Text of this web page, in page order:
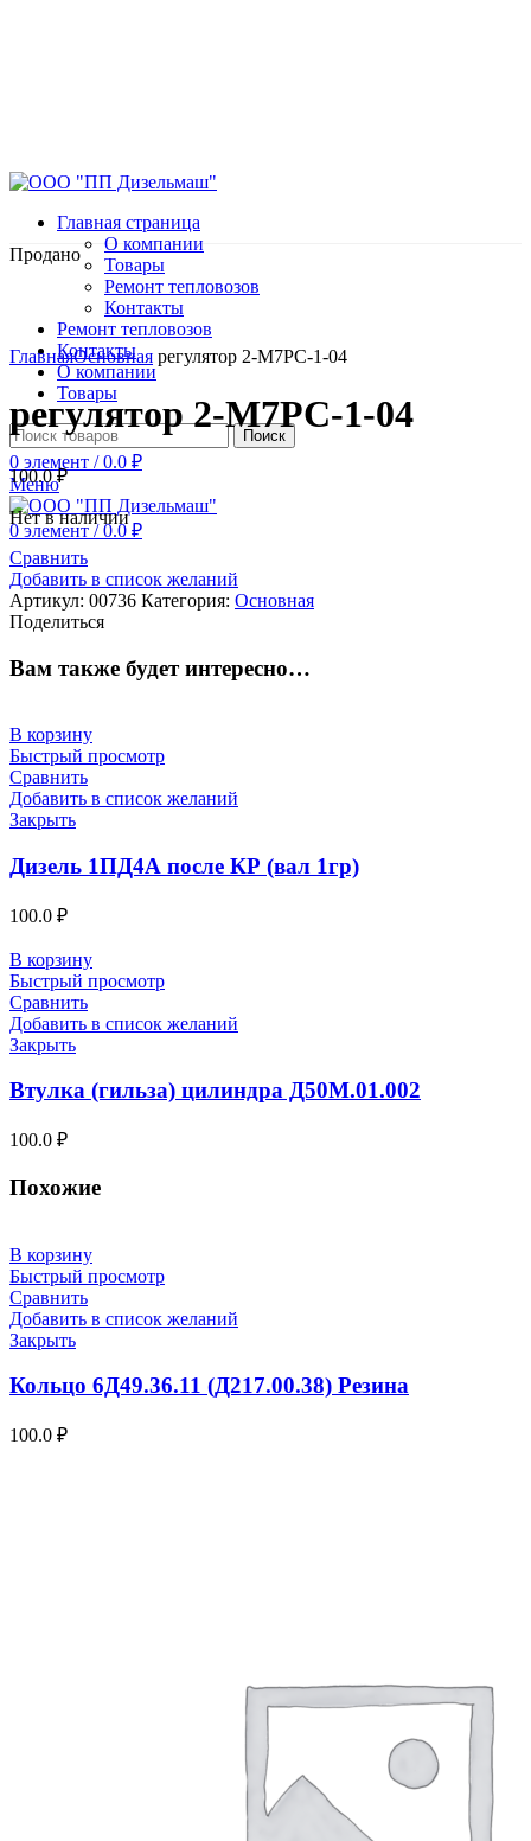
Главная страница
О компании
Товары
Ремонт тепловозов
Контакты
Ремонт тепловозов
Контакты
О компании
Товары
Поиск
0 элемент / 0.0 ₽
Меню
0элемент / 0.0₽
Продано
Нажмите, чтобы увеличить
ГлавнаяОсновная регулятор 2-М7РС-1-04
регулятор 2-М7РС-1-04
100.0₽
Нет в наличии
Сравнить
Добавить в список желаний
Артикул: 00736 Категория: Основная
Поделиться
Вам также будет интересно…
В корзину
Быстрый просмотр
Сравнить
Добавить в список желаний
Закрыть
Дизель 1ПД4А после КР (вал 1гр)
100.0 ₽
В корзину
Быстрый просмотр
Сравнить
Добавить в список желаний
Закрыть
Втулка (гильза) цилиндра Д50М.01.002
100.0 ₽
Похожие
В корзину
Быстрый просмотр
Сравнить
Добавить в список желаний
Закрыть
Кольцо 6Д49.36.11 (Д217.00.38) Резина
100.0 ₽